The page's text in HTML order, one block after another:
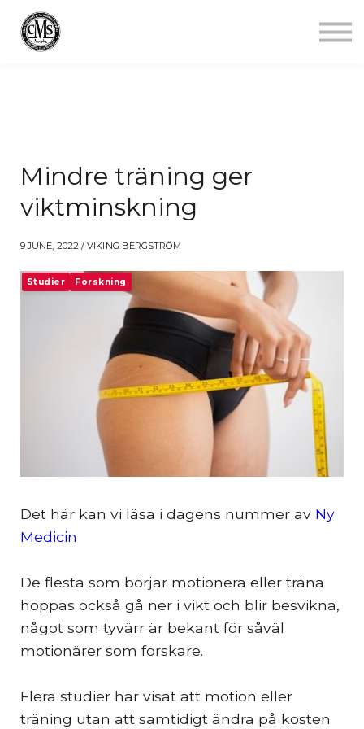
Mindre träning ger
viktminskning
9 JUNE, 2022 / VIKING BERGSTRÖM
Studier Forskning
Det här kan vi läsa i dagens nummer av Ny
Medicin
De flesta som börjar motionera eller träna
hoppas också gå ner i vikt och blir besvikna,
något som tyvärr är bekant för såväl
motionärer som forskare.
Flera studier har visat att motion eller
träning utan att samtidigt ändra på kosten